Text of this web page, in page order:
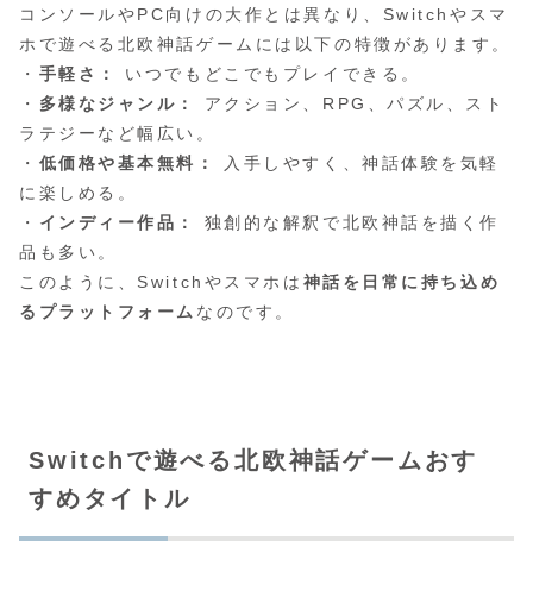
コンソールやPC向けの大作とは異なり、Switchやスマ
ホで遊べる北欧神話ゲームには以下の特徴があります。
・ 手軽さ：
いつでもどこでもプレイできる。
・ 多様なジャンル：
アクション、RPG、パズル、スト
ラテジーなど幅広い。
・ 低価格や基本無料：
入手しやすく、神話体験を気軽
に楽しめる。
・ インディー作品：
独創的な解釈で北欧神話を描く作
品も多い。
このように、Switchやスマホは 神話を日常に持ち込め
るプラットフォーム なのです。
Switchで遊べる北欧神話ゲームおす
すめタイトル